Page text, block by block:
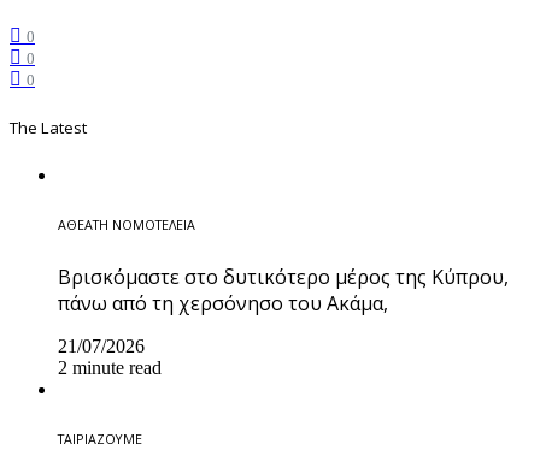
0
0
0
The Latest
ΑΘΕΑΤΗ ΝΟΜΟΤΕΛΕΙΑ
Βρισκόμαστε στο δυτικότερο μέρος της Κύπρου,
πάνω από τη χερσόνησο του Ακάμα,
21/07/2026
2 minute read
ΤΑΙΡΙΑΖΟΥΜΕ